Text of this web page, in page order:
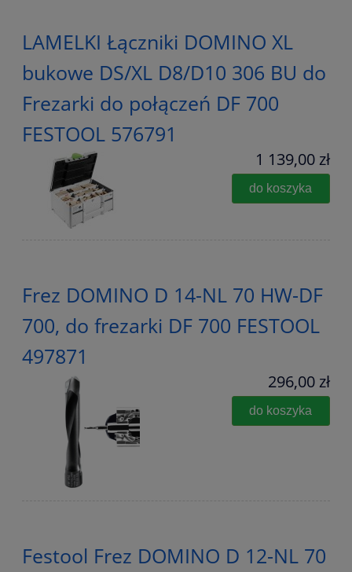
LAMELKI Łączniki DOMINO XL
bukowe DS/XL D8/D10 306 BU do
Frezarki do połączeń DF 700
FESTOOL 576791
1 139,00 zł
do koszyka
Frez DOMINO D 14-NL 70 HW-DF
700, do frezarki DF 700 FESTOOL
497871
296,00 zł
do koszyka
Festool Frez DOMINO D 12-NL 70